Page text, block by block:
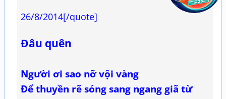
26/8/2014[/quote]
Đâu quên
Người ơi sao nỡ vội vàng
Để thuyền rẽ sóng sang ngang giã từ